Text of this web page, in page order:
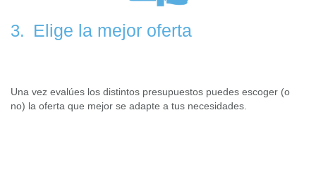
3. Elige la mejor oferta
Una vez evalúes los distintos presupuestos puedes escoger (o
no) la oferta que mejor se adapte a tus necesidades.